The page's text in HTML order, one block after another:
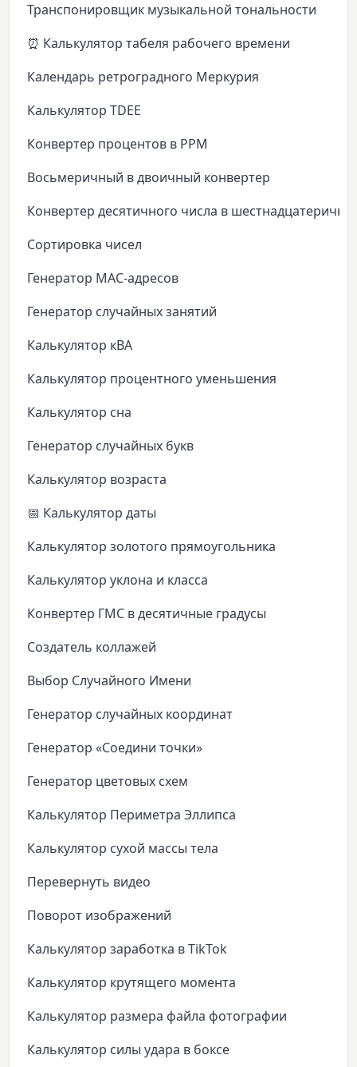
Транспонировщик музыкальной тональности
⏰ Калькулятор табеля рабочего времени
Календарь ретроградного Меркурия
Калькулятор TDEE
Конвертер процентов в PPM
Восьмеричный в двоичный конвертер
Конвертер десятичного числа в
Сортировка чисел
Генератор MAC-адресов
Генератор случайных занятий
Калькулятор кВА
Калькулятор процентного уменьшения
Калькулятор сна
Генератор случайных букв
Калькулятор возраста
📅 Калькулятор даты
Калькулятор золотого прямоугольника
Калькулятор уклона и класса
Конвертер ГМС в десятичные градусы
Создатель коллажей
Выбор Случайного Имени
Генератор случайных координат
Генератор «Соедини точки»
Генератор цветовых схем
Калькулятор Периметра Эллипса
Калькулятор сухой массы тела
Перевернуть видео
Поворот изображений
Калькулятор заработка в TikTok
Калькулятор крутящего момента
Калькулятор размера файла фотографии
Калькулятор силы удара в боксе